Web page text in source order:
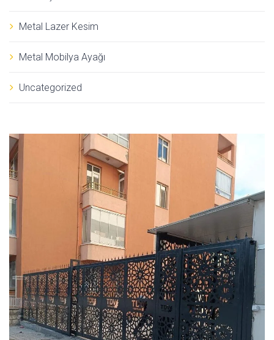
Metal Lazer Kesim
Metal Mobilya Ayağı
Uncategorized